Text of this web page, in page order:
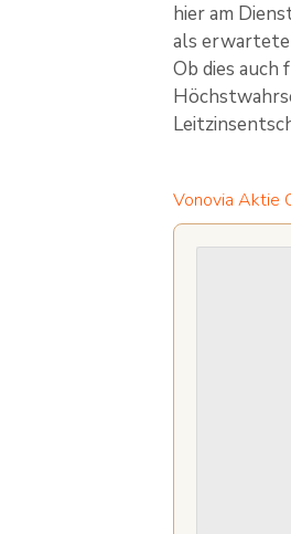
hier am
als
Ob dies auch
Vonovia Aktie